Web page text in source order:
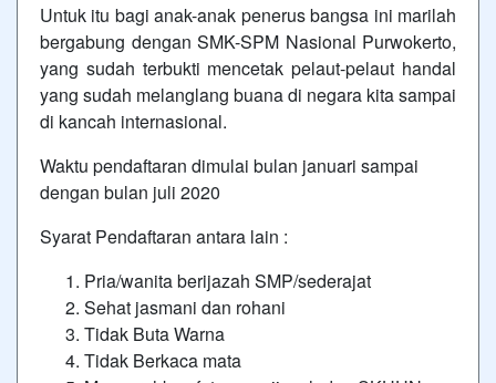
Untuk itu bagi anak-anak penerus bangsa ini marilah
bergabung dengan SMK-SPM Nasional Purwokerto,
yang sudah terbukti mencetak pelaut-pelaut handal
yang sudah melanglang buana di negara kita sampai
di kancah internasional.
Waktu pendaftaran dimulai bulan januari sampai
dengan bulan juli 2020
Syarat Pendaftaran antara lain :
Pria/wanita berijazah SMP/sederajat
Sehat jasmani dan rohani
Tidak Buta Warna
Tidak Berkaca mata